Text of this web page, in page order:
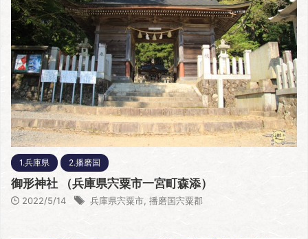
1.兵庫県 2.播磨国
御形神社 （兵庫県宍粟市一宮町森添）
2022/5/14 兵庫県宍粟市, 播磨国宍粟郡